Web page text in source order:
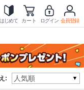
はじめて カート ログイン 会員登録
: